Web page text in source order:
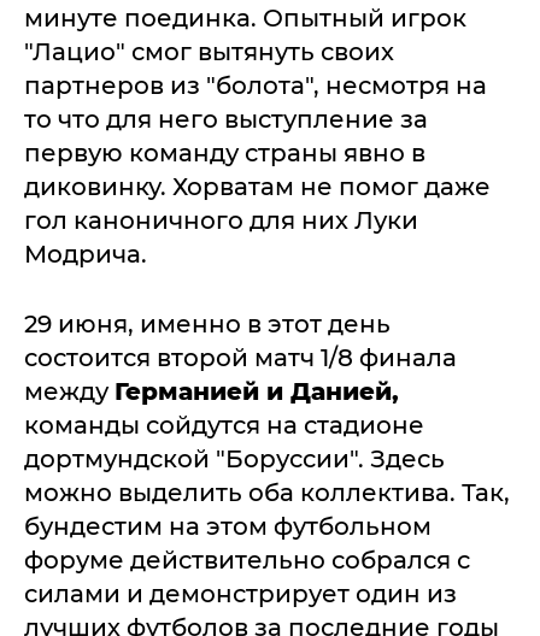
минуте поединка. Опытный игрок
"Лацио" смог вытянуть своих
партнеров из "болота", несмотря на
то что для него выступление за
первую команду страны явно в
диковинку. Хорватам не помог даже
гол каноничного для них Луки
Модрича.
29 июня, именно в этот день
состоится второй матч 1/8 финала
между Германией и Данией,
команды сойдутся на стадионе
дортмундской "Боруссии". Здесь
можно выделить оба коллектива. Так,
бундестим на этом футбольном
форуме действительно собрался с
силами и демонстрирует один из
лучших футболов за последние годы